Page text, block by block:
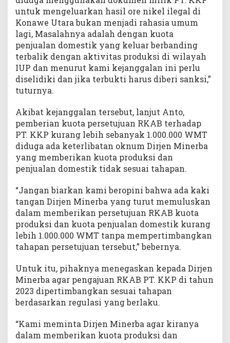
untuk mengeluarkan hasil ore nikel ilegal di
Konawe Utara bukan menjadi rahasia umum
lagi, Masalahnya adalah dengan kuota
penjualan domestik yang keluar berbanding
terbalik dengan aktivitas produksi di wilayah
IUP dan menurut kami kejanggalan ini perlu
diselidiki dan jika terbukti harus diberi sanksi,”
tuturnya.
Akibat kejanggalan tersebut, lanjut Anto,
pemberian kuota persetujuan RKAB terhadap
PT. KKP kurang lebih sebanyak 1.000.000 WMT
diduga ada keterlibatan oknum Dirjen Minerba
yang memberikan kuota produksi dan
penjualan domestik tidak sesuai tahapan.
“Jangan biarkan kami beropini bahwa ada kaki
tangan Dirjen Minerba yang turut memuluskan
dalam memberikan persetujuan RKAB kuota
produksi dan kuota penjualan domestik kurang
lebih 1.000.000 WMT tanpa mempertimbangkan
tahapan persetujuan tersebut,” bebernya.
Untuk itu, pihaknya menegaskan kepada Dirjen
Minerba agar pengajuan RKAB PT. KKP di tahun
2023 dipertimbangkan sesuai tahapan
berdasarkan regulasi yang berlaku.
“Kami meminta Dirjen Minerba agar kiranya
dalam memberikan kuota produksi dan